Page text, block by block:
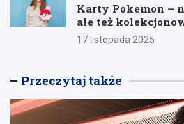
Karty Pokemon –
ale też
17 listopada 2025
Przeczytaj także